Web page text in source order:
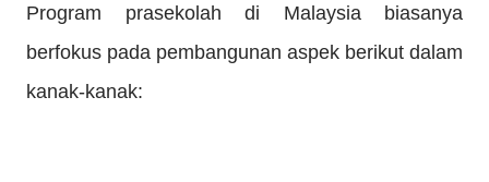
Program prasekolah di Malaysia biasanya
berfokus pada pembangunan aspek berikut dalam
kanak-kanak: